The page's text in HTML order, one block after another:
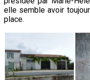
elle semble avoir
place.